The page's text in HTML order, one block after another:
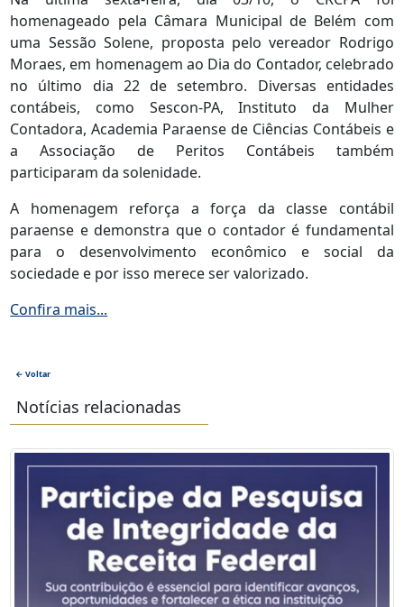
homenageado pela Câmara Municipal de Belém com
uma Sessão Solene, proposta pelo vereador Rodrigo
Moraes, em homenagem ao Dia do Contador, celebrado
no último dia 22 de setembro. Diversas entidades
contábeis, como Sescon-PA, Instituto da Mulher
Contadora, Academia Paraense de Ciências Contábeis e
a Associação de Peritos Contábeis também
participaram da solenidade.
A homenagem reforça a força da classe contábil
paraense e demonstra que o contador é fundamental
para o desenvolvimento econômico e social da
sociedade e por isso merece ser valorizado.
Confira mais...
← Voltar
Notícias relacionadas